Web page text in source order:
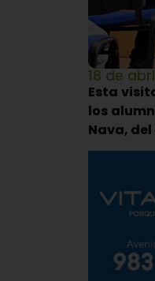
18 de
Esta
los
Nava,